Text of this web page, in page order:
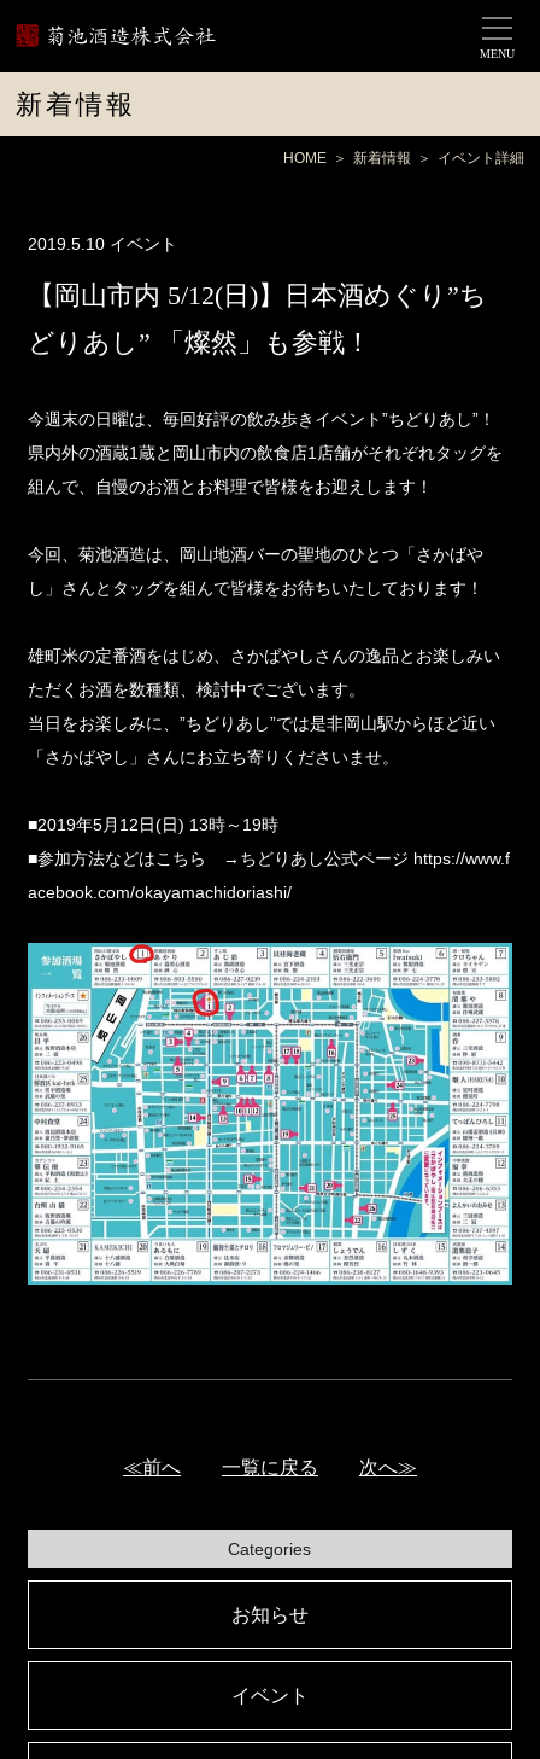
MENU
新着情報
HOME 新着情報 イベント詳細
2019.5.10 イベント
【岡山市内 5/12(日)】日本酒めぐり”ち
どりあし” 「燦然」も参戦！
今週末の日曜は、毎回好評の飲み歩きイベント”ちどりあし”！
県内外の酒蔵1蔵と岡山市内の飲食店1店舗がそれぞれタッグを
組んで、自慢のお酒とお料理で皆様をお迎えします！
今回、菊池酒造は、岡山地酒バーの聖地のひとつ「さかばや
し」さんとタッグを組んで皆様をお待ちいたしております！
雄町米の定番酒をはじめ、さかばやしさんの逸品とお楽しみい
ただくお酒を数種類、検討中でございます。
当日をお楽しみに、”ちどりあし”では是非岡山駅からほど近い
「さかばやし」さんにお立ち寄りくださいませ。
■2019年5月12日(日) 13時～19時
■参加方法などはこちら → ちどりあし公式ページ https://www.f
acebook.com/okayamachidoriashi/
≪前へ 一覧に戻る 次へ≫
Categories
お知らせ
イベント